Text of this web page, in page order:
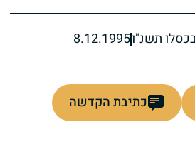
תשנ"ו8.12.1995
כתיבת הקדשה